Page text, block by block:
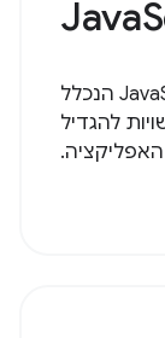
נלמד איך לנתח את קוד JavaScript הנכלל
להגדיל